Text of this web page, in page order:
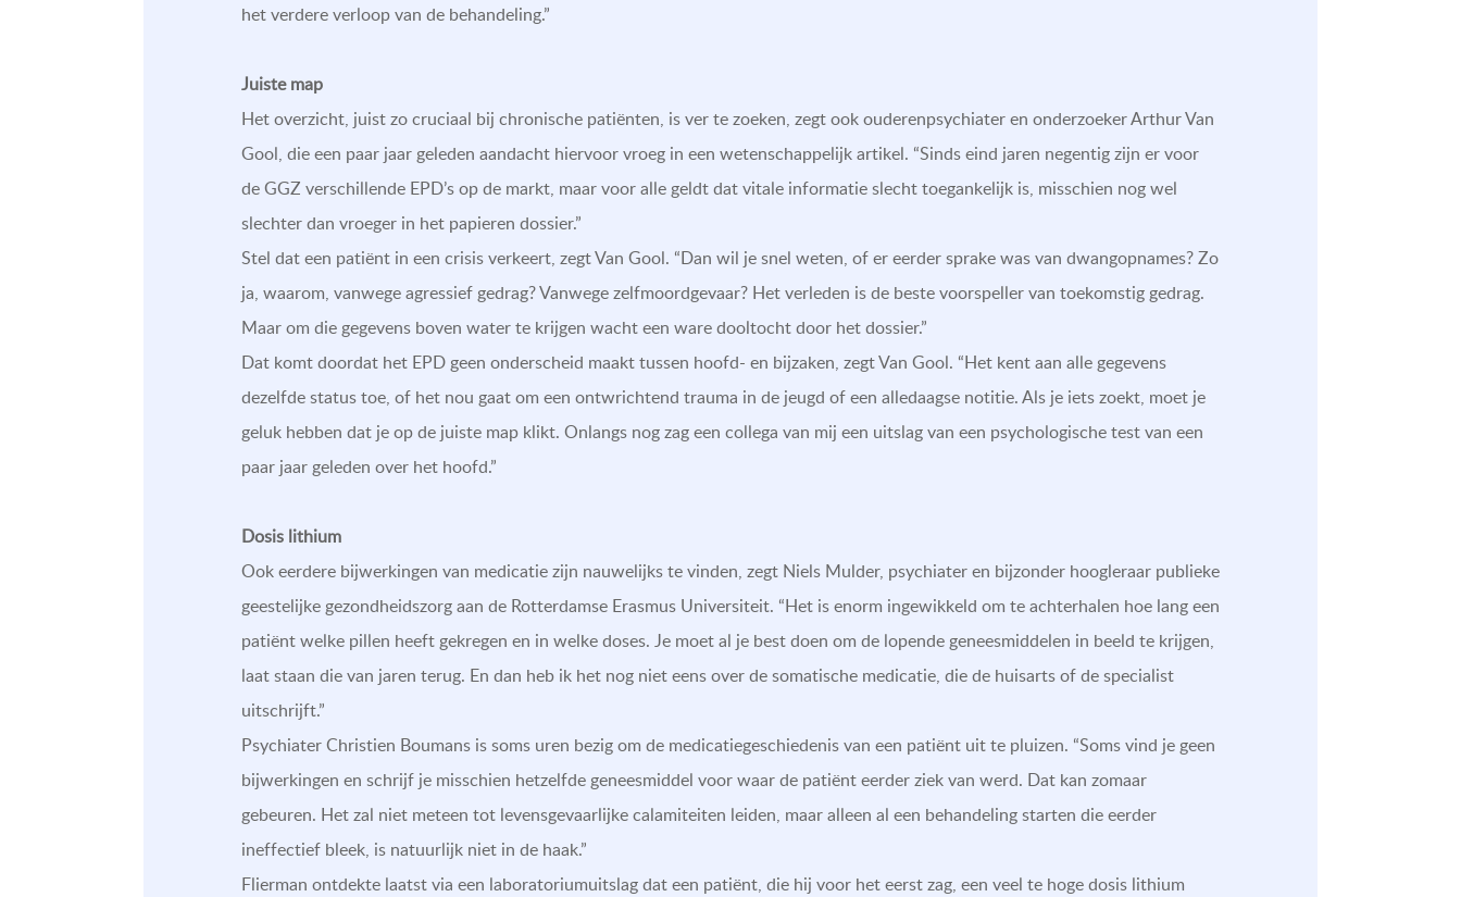
het verdere verloop van de behandeling.”
Juiste map
Het overzicht, juist zo cruciaal bij chronische patiënten, is ver te zoeken, zegt ook ouderenpsychiater en onderzoeker Arthur Van
Gool, die een paar jaar geleden aandacht hiervoor vroeg in een wetenschappelijk artikel. “Sinds eind jaren negentig zijn er voor
de GGZ verschillende EPD’s op de markt, maar voor alle geldt dat vitale informatie slecht toegankelijk is, misschien nog wel
slechter dan vroeger in het papieren dossier.”
Stel dat een patiënt in een crisis verkeert, zegt Van Gool. “Dan wil je snel weten, of er eerder sprake was van dwangopnames? Zo
ja, waarom, vanwege agressief gedrag? Vanwege zelfmoordgevaar? Het verleden is de beste voorspeller van toekomstig gedrag.
Maar om die gegevens boven water te krijgen wacht een ware dooltocht door het dossier.”
Dat komt doordat het EPD geen onderscheid maakt tussen hoofd- en bijzaken, zegt Van Gool. “Het kent aan alle gegevens
dezelfde status toe, of het nou gaat om een ontwrichtend trauma in de jeugd of een alledaagse notitie. Als je iets zoekt, moet je
geluk hebben dat je op de juiste map klikt. Onlangs nog zag een collega van mij een uitslag van een psychologische test van een
paar jaar geleden over het hoofd.”
Dosis lithium
Ook eerdere bijwerkingen van medicatie zijn nauwelijks te vinden, zegt Niels Mulder, psychiater en bijzonder hoogleraar publieke
geestelijke gezondheidszorg aan de Rotterdamse Erasmus Universiteit. “Het is enorm ingewikkeld om te achterhalen hoe lang een
patiënt welke pillen heeft gekregen en in welke doses. Je moet al je best doen om de lopende geneesmiddelen in beeld te krijgen,
laat staan die van jaren terug. En dan heb ik het nog niet eens over de somatische medicatie, die de huisarts of de specialist
uitschrijft.”
Psychiater Christien Boumans is soms uren bezig om de medicatiegeschiedenis van een patiënt uit te pluizen. “Soms vind je geen
bijwerkingen en schrijf je misschien hetzelfde geneesmiddel voor waar de patiënt eerder ziek van werd. Dat kan zomaar
gebeuren. Het zal niet meteen tot levensgevaarlijke calamiteiten leiden, maar alleen al een behandeling starten die eerder
ineffectief bleek, is natuurlijk niet in de haak.”
Flierman ontdekte laatst via een laboratoriumuitslag dat een patiënt, die hij voor het eerst zag, een veel te hoge dosis lithium